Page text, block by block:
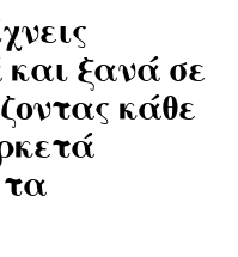
ξανά σε
κάθε